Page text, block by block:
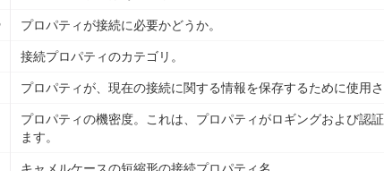
プロパティが接続に必要かどうか。
接続プロパティのカテゴリ。
プロパティが、現在の接続に関する情報を保存するために使用
プロパティの機密度。これは、プロパティがロギングおよび認
ます。